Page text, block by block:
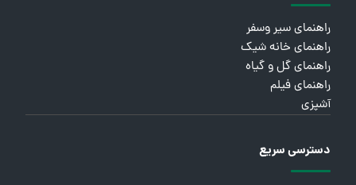
راهنمای سیر وسفر
راهنمای خانه شیک
راهنمای گل و گیاه
راهنمای فیلم
آشپزی
دسترسی سریع